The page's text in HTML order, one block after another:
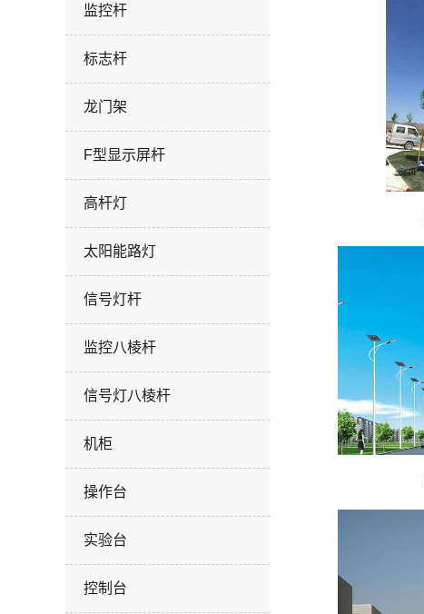
监控杆
标志杆
龙门架
F型显示屏杆
高杆灯
太阳能路灯
信号灯杆
监控八棱杆
信号灯八棱杆
机柜
操作台
实验台
控制台